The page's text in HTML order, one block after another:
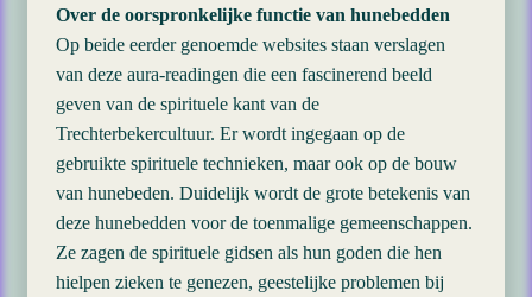
Over de oorspronkelijke functie van hunebedden
Op beide eerder genoemde websites staan verslagen
van deze aura-readingen die een fascinerend beeld
geven van de spirituele kant van de
Trechterbekercultuur. Er wordt ingegaan op de
gebruikte spirituele technieken, maar ook op de bouw
van hunebeden. Duidelijk wordt de grote betekenis van
deze hunebedden voor de toenmalige gemeenschappen.
Ze zagen de spirituele gidsen als hun goden die hen
hielpen zieken te genezen, geestelijke problemen bij